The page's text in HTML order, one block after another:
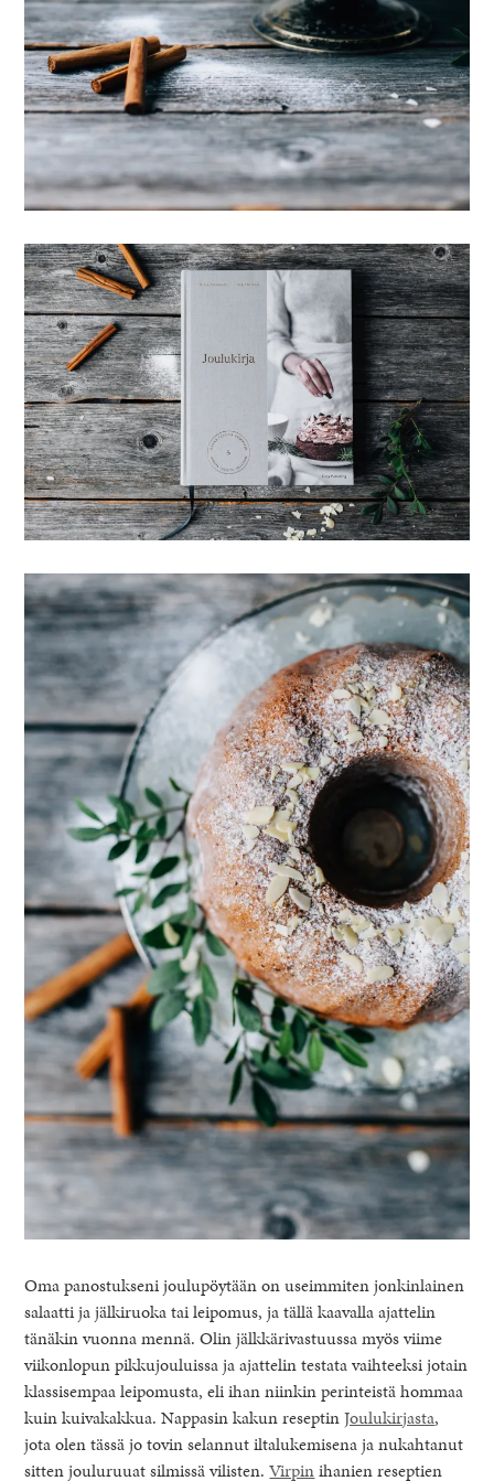
Oma panostukseni joulupöytään on useimmiten jonkinlainen
salaatti ja jälkiruoka tai leipomus, ja tällä kaavalla ajattelin
tänäkin vuonna mennä. Olin jälkkärivastuussa myös viime
viikonlopun pikkujouluissa ja ajattelin testata vaihteeksi jotain
klassisempaa leipomusta, eli ihan niinkin perinteistä hommaa
kuin kuivakakkua. Nappasin kakun reseptinJoulukirjasta,
jota olen tässä jo tovin selannut iltalukemisena ja nukahtanut
sitten jouluruuat silmissä vilisten.Virpinihanien reseptien